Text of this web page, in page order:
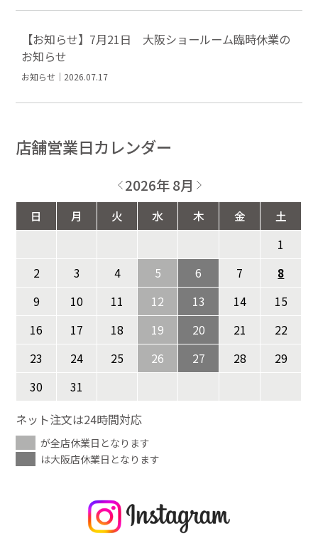
【お知らせ】7月21日 大阪ショールーム臨時休業の
お知らせ
お知らせ｜2026.07.17
店舗営業日カレンダー
2026年 8月
日 月 火 水 木 金
土
1
2
3 4 5 6 7
8
9
10 11 12 13 14
15
16
17 18 19 20 21
22
23
24 25 26 27 28
29
30
31
ネット注文は24時間対応
が全店休業日となります
は大阪店休業日となります